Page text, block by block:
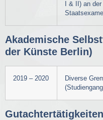
I & II) an
Akademische
der Künste Berlin)
2019 – 2020
Diverse